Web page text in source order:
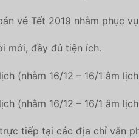
vé Tết 2019 nhằm phục
mới, đầy đủ tiện ích.
(nhằm 16/12 – 16/1 âm
(nhằm 16/12 – 16/1 âm
tiếp tại các địa chỉ văn